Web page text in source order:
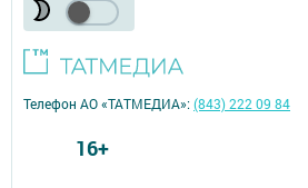
Телефон АО «ТАТМЕДИА»:(843) 222 09 84
16+